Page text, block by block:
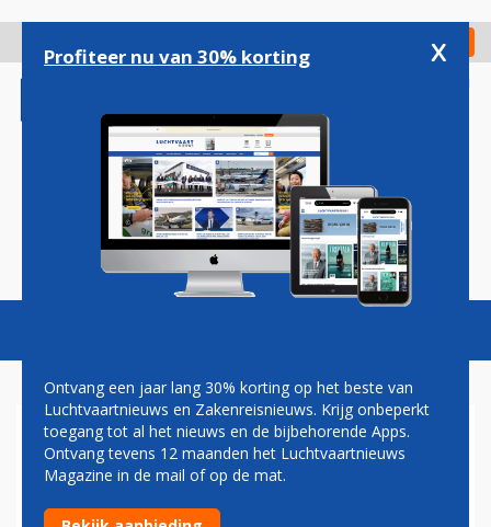
gaan
Check in
Magazine Podcasts Vacatures
ANALYSEBUREAU
LUCHTVAARTVOORVALLEN
Profiteer nu van 30% korting x
Ontvang een jaar lang 30% korting op het beste van
Luchtvaartnieuws en Zakenreisnieuws. Krijg onbeperkt
toegang tot al het nieuws en de bijbehorende Apps.
Ontvang tevens 12 maanden het Luchtvaartnieuws
Magazine in de mail of op de mat.